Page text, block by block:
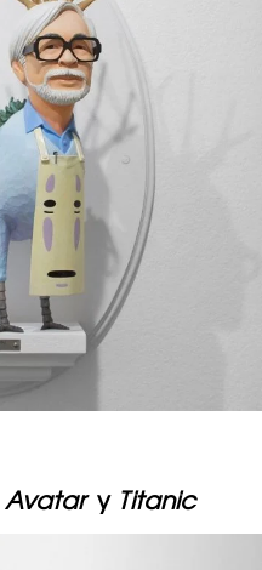
Avatary Titanic